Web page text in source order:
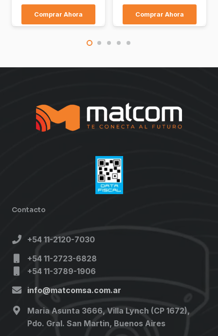
Comprar Ahora Comprar Ahora
Contacto
+54 11-2120-7030
+54 11-2723-6828
+54 11-3789-1906
info@matcomsa.com.ar
Maria Asunta 3666, Villa Lynch (CP 1672),
Pdo. Gral. San Martin, Buenos Aires